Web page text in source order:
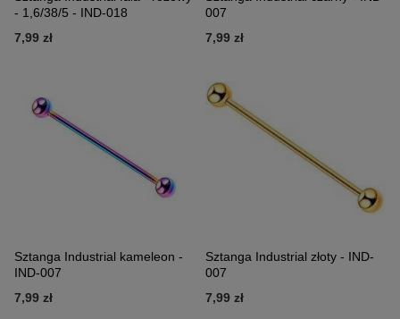
- 1,6/38/5 - IND-018
7,99 zł
007
7,99 zł
Sztanga Industrial kameleon -
IND-007
7,99 zł
Sztanga Industrial złoty - IND-
007
7,99 zł